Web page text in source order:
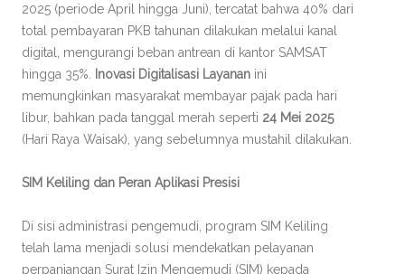
2025 (periode April hingga Juni), tercatat bahwa 40% dari
total pembayaran PKB tahunan dilakukan melalui kanal
digital, mengurangi beban antrean di kantor SAMSAT
hingga 35%.
Inovasi Digitalisasi Layanan ini
memungkinkan masyarakat membayar pajak pada hari
libur, bahkan pada tanggal merah seperti 24 Mei 2025
(Hari Raya Waisak), yang sebelumnya mustahil dilakukan.
SIM Keliling dan Peran Aplikasi Presisi
Di sisi administrasi pengemudi, program SIM Keliling
telah lama menjadi solusi mendekatkan pelayanan
perpanjangan Surat Izin Mengemudi (SIM) kepada